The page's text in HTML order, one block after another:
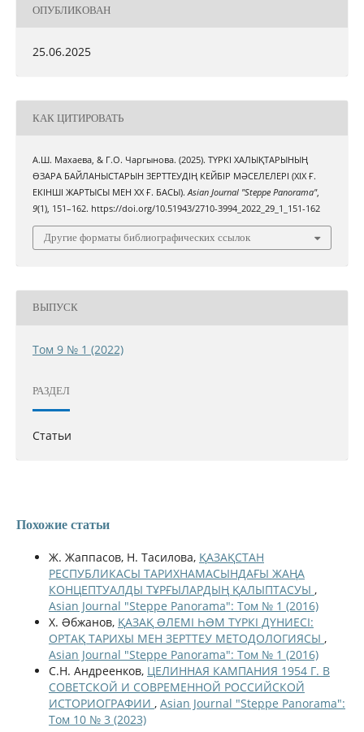
ОПУБЛИКОВАН
25.06.2025
КАК ЦИТИРОВАТЬ
А.Ш. Махаева, & Г.О. Чаргынова. (2025). ТҮРКІ ХАЛЫҚТАРЫНЫҢ
ӨЗАРА БАЙЛАНЫСТАРЫН ЗЕРТТЕУДІҢ КЕЙБІР МӘСЕЛЕЛЕРІ (ХІХ Ғ.
ЕКІНШІ ЖАРТЫСЫ МЕН ХХ Ғ. БАСЫ).Asian Journal "Steppe Panorama",
9(1), 151–162. https://doi.org/10.51943/2710-3994_2022_29_1_151-162
Другие форматы библиографических ссылок
ВЫПУСК
Том 9 № 1 (2022)
РАЗДЕЛ
Статьи
Похожие статьи
Ж. Жаппасов, Н. Тасилова, ҚАЗАҚСТАН
РЕСПУБЛИКАСЫ ТАРИХНАМАСЫНДАҒЫ ЖАҢА
КОНЦЕПТУАЛДЫ ТҰРҒЫЛАРДЫҢ ҚАЛЫПТАСУЫ ,
Asian Journal "Steppe Panorama": Том № 1 (2016)
Х. Əбжанов, ҚАЗАҚ ƏЛЕМІ ҺƏМ ТҮРКІ ДҮНИЕСІ:
ОРТАҚ ТАРИХЫ МЕН ЗЕРТТЕУ МЕТОДОЛОГИЯСЫ ,
Asian Journal "Steppe Panorama": Том № 1 (2016)
С.Н. Андреенков, ЦЕЛИННАЯ КАМПАНИЯ 1954 Г. В
СОВЕТСКОЙ И СОВРЕМЕННОЙ РОССИЙСКОЙ
ИСТОРИОГРАФИИ , Asian Journal "Steppe Panorama":
Том 10 № 3 (2023)